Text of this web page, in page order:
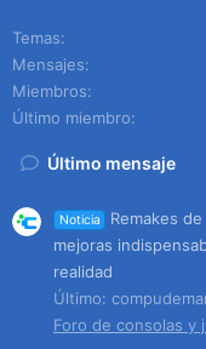
Temas
Mensajes
Miembros
Último miembro
Último mensaje
Noticia
Remakes
mejoras
realidad
Último:
Foro de consolas y